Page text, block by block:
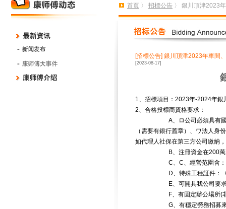
首頁 〉 招標公告 〉 銀川頂津2023
[招標公告] 銀川頂津2023年車間
[2023-08-17]
1、招標項目： 2023年-2024年銀
2、合格投標商資格要求：
A、ロ公司必須具有
（需要有銀行蓋章）、ワ法人身
如代理人社保在第三方公司繳納
B、注冊資金在200
C、 C、經營范圍含
D、特殊工種証件：
E、可開具我公司要
F、有固定辦公場所(
G、有穩定勞務招募